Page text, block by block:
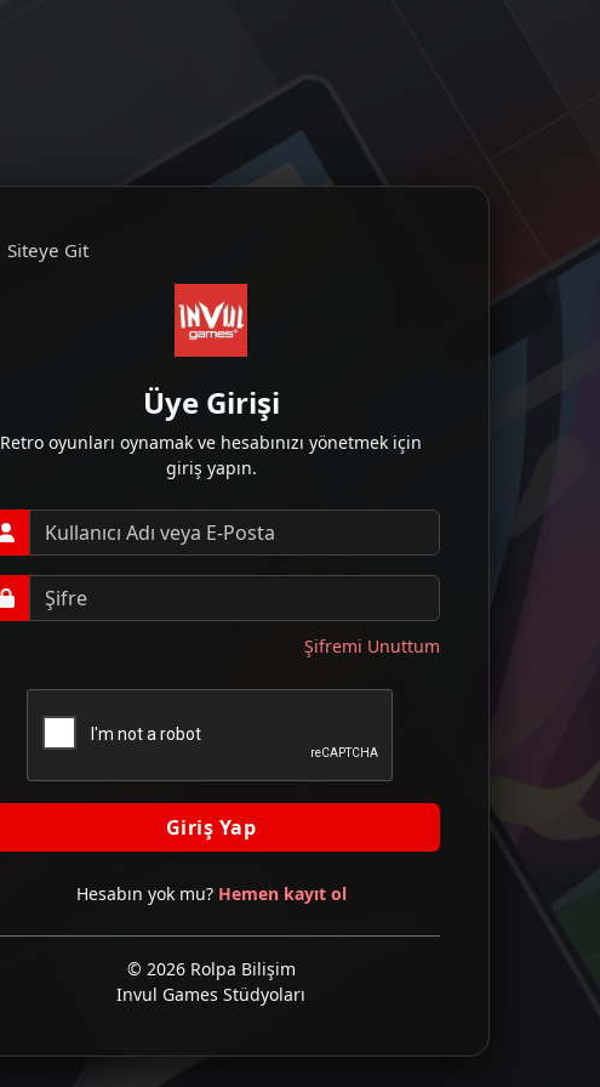
Siteye Git
Üye Girişi
Retro oyunları oynamak ve hesabınızı yönetmek için
giriş yapın.
Şifremi Unuttum
Giriş Yap
Hesabın yok mu? Hemen kayıt ol
© 2026 Rolpa Bilişim
Invul Games Stüdyoları